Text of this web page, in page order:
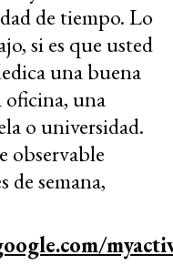
de tiempo. Lo
si es que usted
una buena
oficina, una
o universidad.
observable
de semana,